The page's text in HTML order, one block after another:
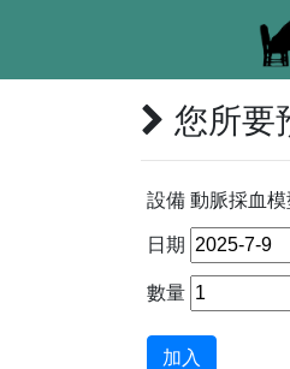
您所要
設備 動脈採血模
日期
數量
加入